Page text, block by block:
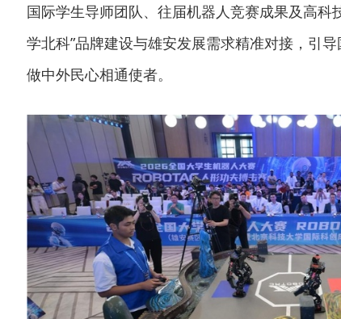
国际学生导师团队、往届机器人竞赛成果及高科
学北科”品牌建设与雄安发展需求精准对接，引
做中外民心相通使者。